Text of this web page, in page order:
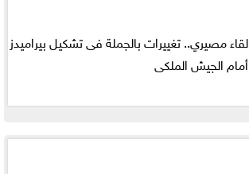
لقاء مصيري.. تغييرات بالجملة فى تشكيل بيراميدز
أمام الجيش الملكى